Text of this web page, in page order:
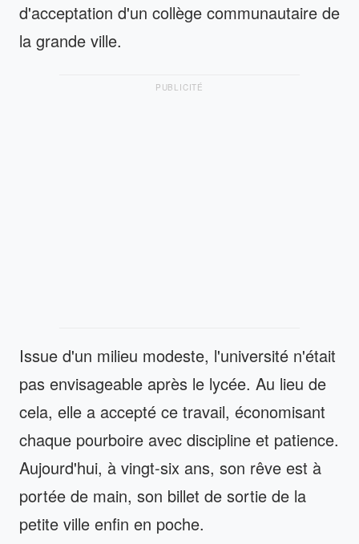
d'acceptation d'un collège communautaire de
la grande ville.
PUBLICITÉ
Issue d'un milieu modeste, l'université n'était
pas envisageable après le lycée. Au lieu de
cela, elle a accepté ce travail, économisant
chaque pourboire avec discipline et patience.
Aujourd'hui, à vingt-six ans, son rêve est à
portée de main, son billet de sortie de la
petite ville enfin en poche.